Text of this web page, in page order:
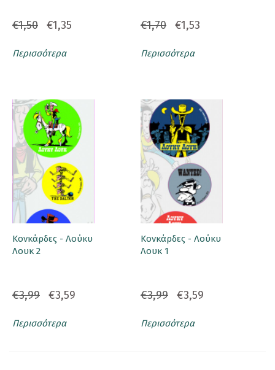
€1,50 €1,35
Περισσότερα
€1,70 €1,53
Περισσότερα
Κονκάρδες - Λούκυ
Λουκ 2
€3,99 €3,59
Περισσότερα
Κονκάρδες - Λούκυ
Λουκ 1
€3,99 €3,59
Περισσότερα